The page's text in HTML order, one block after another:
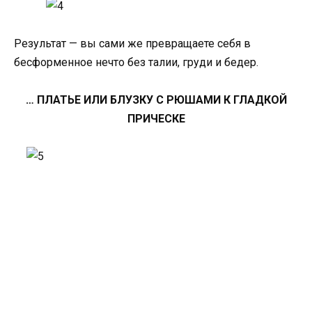
Результат — вы сами же превращаете себя в
бесформенное нечто без талии, груди и бедер.
… ПЛАТЬЕ ИЛИ БЛУЗКУ С РЮШАМИ К ГЛАДКОЙ
ПРИЧЕСКЕ